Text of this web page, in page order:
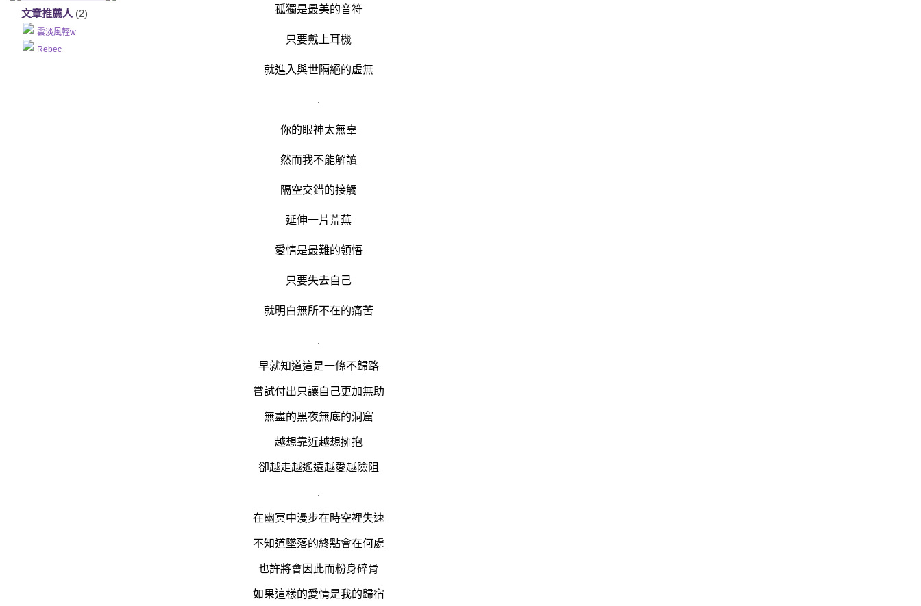
文章推薦人 (2)
雲淡風輕w
Rebec
孤獨是最美的音符
只要戴上耳機
就進入與世隔絕的虛無
.
你的眼神太無辜
然而我不能解讀
隔空交錯的接觸
延伸一片荒蕪
愛情是最難的領悟
只要失去自己
就明白無所不在的痛苦
.
早就知道這是一條不歸路
嘗試付出只讓自己更加無助
無盡的黑夜無底的洞窟
越想靠近越想擁抱
卻越走越遙遠越愛越險阻
.
在幽冥中漫步在時空裡失速
不知道墜落的終點會在何處
也許將會因此而粉身碎骨
如果這樣的愛情是我的歸宿